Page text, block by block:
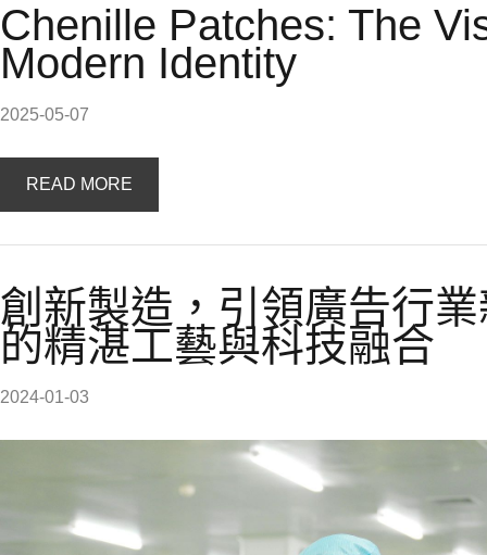
Chenille Patches: The
Modern Identity
2025-05-07
READ MORE
創新製造，引領廣告行
的精湛工藝與科技融合
2024-01-03